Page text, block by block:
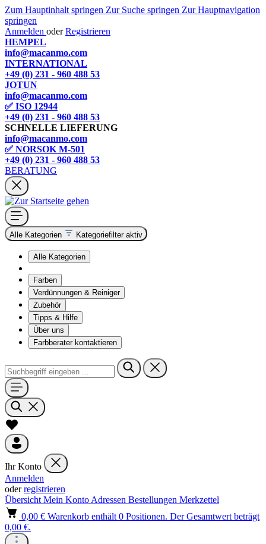
Zum Hauptinhalt springen Zur Suche springen Zur Hauptnavigation
springen
Anmelden oder Registrieren
HEMPEL
info@macanmo.com
INTERNATIONAL
+49 (0) 231 - 960 488 53
JOTUN
info@macanmo.com
✅ ISO 12944
+49 (0) 231 - 960 488 53
SCHNELLE LIEFERUNG
info@macanmo.com
✅ NORSOK M-501
+49 (0) 231 - 960 488 53
BERATUNG
Alle Kategorien Kategoriefilter aktiv
Alle Kategorien
Farben
Verdünnungen & Reiniger
Zubehör
Tipps & Hilfe
Über uns
Farbberater kontaktieren
Ihr Konto
Anmelden
oderregistrieren
Übersicht Mein Konto Adressen Bestellungen Merkzettel
0,00 € Warenkorb enthält 0 Positionen. Der Gesamtwert beträgt
0,00 €.